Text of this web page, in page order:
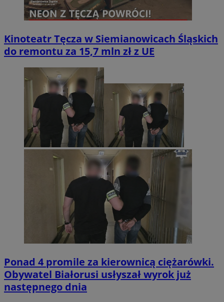
Kinoteatr Tęcza w Siemianowicach Śląskich
do remontu za 15,7 mln zł z UE
Ponad 4 promile za kierownicą ciężarówki.
Obywatel Białorusi usłyszał wyrok już
następnego dnia